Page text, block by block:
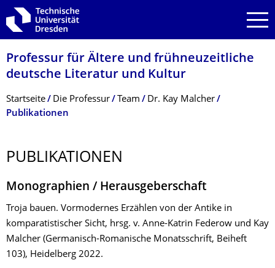
Zur Hauptnavigation springen
Zur Suche springen
Zum Inhalt springen
Professur für Ältere und frühneuzeitliche
deutsche Literatur und Kultur
Breadcrumb-Menü
Startseite Die Professur Team
Dr. Kay Malcher
Publikationen
PUBLIKATIONEN
Monographien / Herausgeberschaft
Troja bauen. Vormodernes Erzählen von der Antike in
komparatistischer Sicht, hrsg. v. Anne-Katrin Federow und Kay
Malcher (Germanisch-Romanische Monatsschrift, Beiheft
103), Heidelberg 2022.